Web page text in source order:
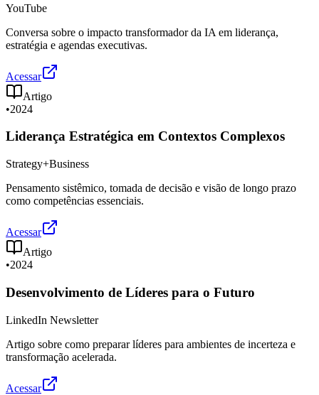
YouTube
Conversa sobre o impacto transformador da IA em liderança,
estratégia e agendas executivas.
Acessar
Artigo
•2024
Liderança Estratégica em Contextos Complexos
Strategy+Business
Pensamento sistêmico, tomada de decisão e visão de longo prazo
como competências essenciais.
Acessar
Artigo
•2024
Desenvolvimento de Líderes para o Futuro
LinkedIn Newsletter
Artigo sobre como preparar líderes para ambientes de incerteza e
transformação acelerada.
Acessar